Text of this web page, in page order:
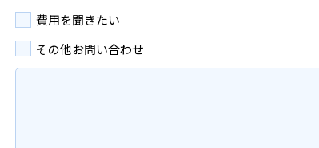
費用を聞きたい
その他お問い合わせ